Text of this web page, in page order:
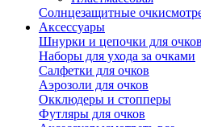
Солнцезащитные очки
Аксессуары
Шнурки и цепочки для очков
Наборы для ухода за очками
Салфетки для очков
Аэрозоли для очков
Окклюдеры и стопперы
Футляры для очков